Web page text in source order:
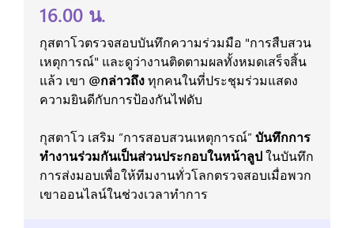
16.00 น.
กุสตาโวตรวจสอบบันทึกความร่วมมือ "การสืบสวน
เหตุการณ์" และดูว่างานติดตามผลทั้งหมดเสร็จสิ้น
แล้ว เขา @กล่าวถึงทุกคนในที่ประชุมร่วมแสดง
ความยินดีกับการป้องกันไฟดับ
กุสตาโว เสริม “การสอบสวนเหตุการณ์” บันทึกการ
ทำงานร่วมกันเป็นส่วนประกอบในหน้าลูปในบันทึก
การส่งมอบเพื่อให้ทีมงานทั่วโลกตรวจสอบเมื่อพวก
เขาออนไลน์ในช่วงเวลาทำการ